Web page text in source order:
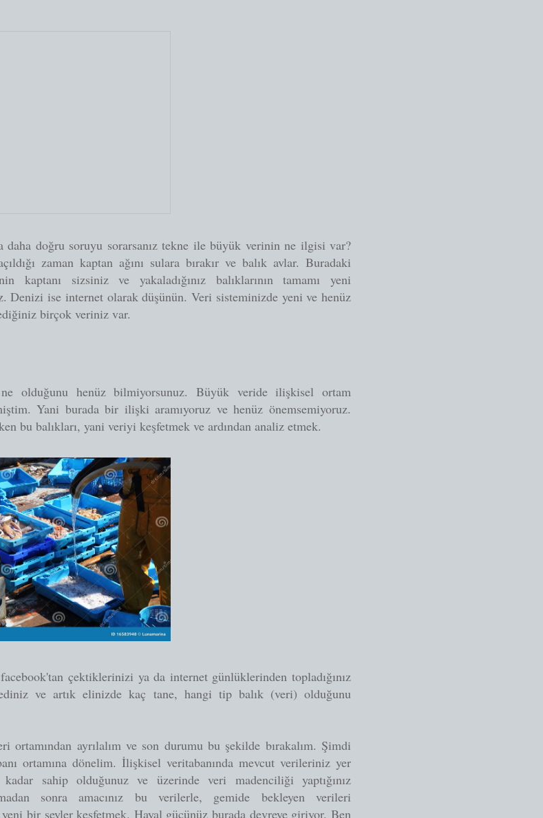
daha doğru soruyu sorarsanız tekne ile büyük verinin ne ilgisi var?
zaman kaptan ağını sulara bırakır ve balık avlar. Buradaki
kaptanı sizsiniz ve yakaladığınız balıklarının tamamı yeni
Denizi ise internet olarak düşünün. Veri sisteminizde yeni ve henüz
birçok veriniz var.
olduğunu henüz bilmiyorsunuz. Büyük veride ilişkisel ortam
Yani burada bir ilişki aramıyoruz ve henüz önemsemiyoruz.
bu balıkları, yani veriyi keşfetmek ve ardından analiz etmek.
çektiklerinizi ya da internet günlüklerinden topladığınız
ve artık elinizde kaç tane, hangi tip balık (veri) olduğunu
ortamından ayrılalım ve son durumu bu şekilde bırakalım. Şimdi
ortamına dönelim. İlişkisel veritabanında mevcut verileriniz yer
sahip olduğunuz ve üzerinde veri madenciliği yaptığınız
sonra amacınız bu verilerle, gemide bekleyen verileri
bir şeyler keşfetmek. Hayal gücünüz burada devreye giriyor. Ben